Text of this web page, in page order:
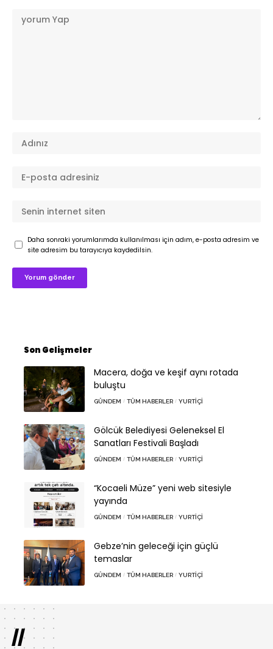
Daha sonraki yorumlarımda kullanılması için adım, e-posta adresim ve
site adresim bu tarayıcıya kaydedilsin.
Son Gelişmeler
Macera, doğa ve keşif aynı rotada
buluştu
GÜNDEM TÜM HABERLER YURTIÇI
Gölcük Belediyesi Geleneksel El
Sanatları Festivali Başladı
GÜNDEM TÜM HABERLER YURTIÇI
“Kocaeli Müze” yeni web sitesiyle
yayında
GÜNDEM TÜM HABERLER YURTIÇI
Gebze’nin geleceği için güçlü
temaslar
GÜNDEM TÜM HABERLER YURTIÇI
//